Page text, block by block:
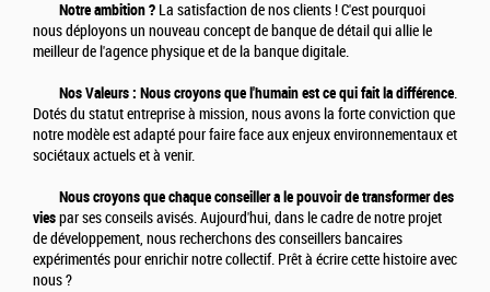
Notre ambition ? La satisfaction de nos clients ! C'est pourquoi
nous déployons un nouveau concept de banque de détail qui allie le
meilleur de l'agence physique et de la banque digitale.
Nos Valeurs : Nous croyons que l'humain est ce qui fait la différence.
Dotés du statut entreprise à mission, nous avons la forte conviction que
notre modèle est adapté pour faire face aux enjeux environnementaux et
sociétaux actuels et à venir.
Nous croyons que chaque conseiller a le pouvoir de transformer des
viespar ses conseils avisés. Aujourd'hui, dans le cadre de notre projet
de développement, nous recherchons des conseillers bancaires
expérimentés pour enrichir notre collectif. Prêt à écrire cette histoire avec
nous ?